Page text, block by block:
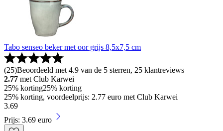
Tabo senseo beker met oor grijs 8,5x7,5 cm
(25)Beoordeeld met 4.9 van de 5 sterren, 25 klantreviews
2.77 met Club Karwei
25% korting25% korting
25% korting, voordeelprijs: 2.77 euro met Club Karwei
3.69
Prijs: 3.69 euro